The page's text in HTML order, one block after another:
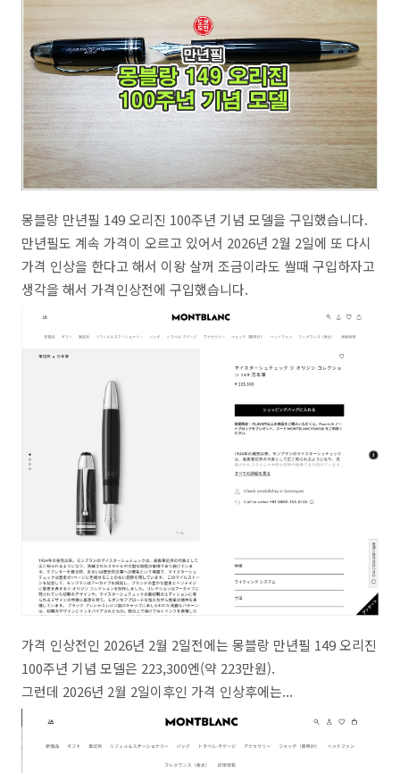
몽블랑 만년필 149 오리진 100주년 기념 모델을 구입했습니다.
만년필도 계속 가격이 오르고 있어서 2026년 2월 2일에 또 다시
가격 인상을 한다고 해서 이왕 살꺼 조금이라도 쌀때 구입하자고
생각을 해서 가격인상전에 구입했습니다.
가격 인상전인 2026년 2월 2일전에는 몽블랑 만년필 149 오리진
100주년 기념 모델은 223,300엔(약 223만원).
그런데 2026년 2월 2일이후인 가격 인상후에는...